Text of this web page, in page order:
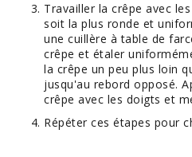
Travailler la crêpe avec
soit la plus ronde et
une cuillère à table de
crêpe et étaler
la crêpe un peu plus loin
jusqu'au rebord opposé.
crêpe avec les doigts et
Répéter ces étapes pour